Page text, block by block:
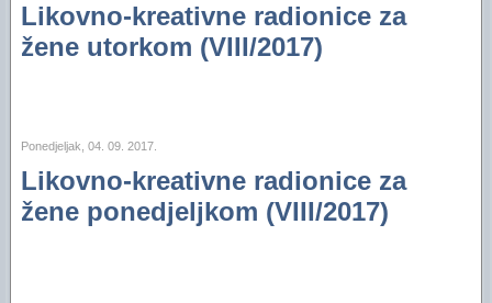
Likovno-kreativne radionice za
žene utorkom (VIII/2017)
Ponedjeljak, 04. 09. 2017.
Likovno-kreativne radionice za
žene ponedjeljkom (VIII/2017)